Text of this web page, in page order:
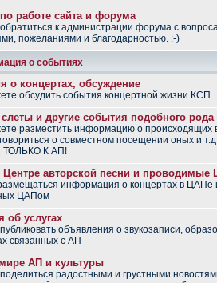
работе сайта и форума
к администрации форума с
пожеланиями и благодарностью. :-)
о событиях
о концертах, обсуждение
обсудить события концертной жизни КСП
и другие события подобного рода
разместить информацию о
о совместном посещении оных и
К АП!
Центре авторской песни и
информация о концертах в ЦАПе
ЦАПом
об услугах
объявления о звукозаписи,
связанных с АП
АП и культуры
радостными и грустными